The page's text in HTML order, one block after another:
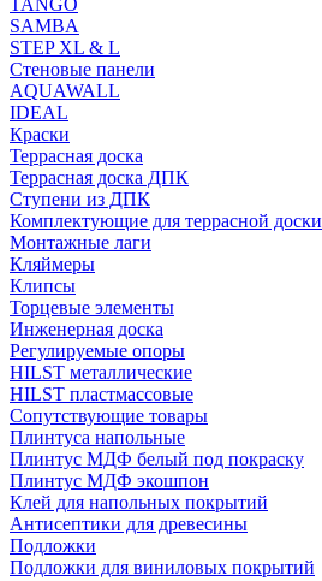
TANGO
SAMBA
STEP XL & L
Стеновые панели
AQUAWALL
IDEAL
Краски
Террасная доска
Террасная доска ДПК
Ступени из ДПК
Комплектующие для террасной доски
Монтажные лаги
Кляймеры
Клипсы
Торцевые элементы
Инженерная доска
Регулируемые опоры
HILST металлические
HILST пластмассовые
Сопутствующие товары
Плинтуса напольные
Плинтус МДФ белый под покраску
Плинтус МДФ экошпон
Клей для напольных покрытий
Антисептики для древесины
Подложки
Подложки для виниловых покрытий